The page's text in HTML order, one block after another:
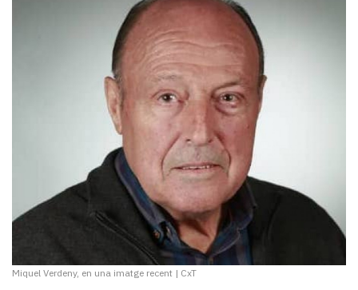
Miquel Verdeny, en una imatge recent | CxT